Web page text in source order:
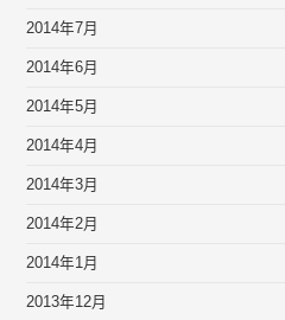
2014年7月
2014年6月
2014年5月
2014年4月
2014年3月
2014年2月
2014年1月
2013年12月